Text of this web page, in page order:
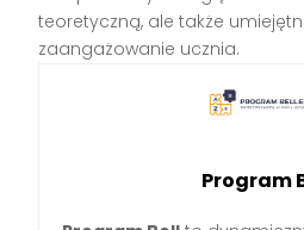
teoretyczną, ale także
zaangażowanie ucznia.
Program